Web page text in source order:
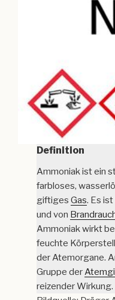
Definition
Ammoniak ist ein
farbloses,
giftigesGas. Es
und von
Ammoniak wirkt
feuchte
der Atemorgane.
Gruppe der
reizender Wirkung.